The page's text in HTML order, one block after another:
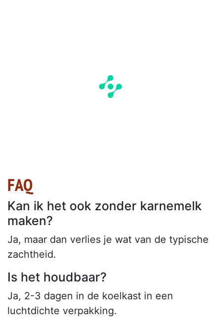
FAQ
Kan ik het ook zonder karnemelk
maken?
Ja, maar dan verlies je wat van de typische
zachtheid.
Is het houdbaar?
Ja, 2-3 dagen in de koelkast in een
luchtdichte verpakking.